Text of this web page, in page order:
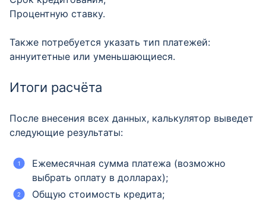
Процентную ставку.
Также потребуется указать тип платежей:
аннуитетные или уменьшающиеся.
Итоги расчёта
После внесения всех данных, калькулятор выведет
следующие результаты:
Ежемесячная сумма платежа (возможно
выбрать оплату в долларах);
Общую стоимость кредита;